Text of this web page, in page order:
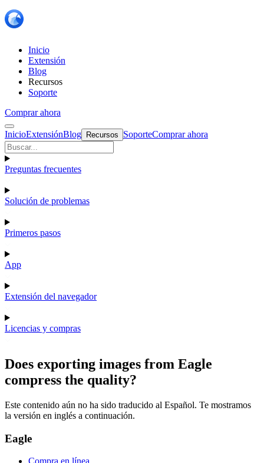
Inicio
Extensión
Blog
Recursos
Soporte
Comprar ahora
InicioExtensiónBlog Recursos SoporteComprar ahora
Preguntas frecuentes
Solución de problemas
Primeros pasos
App
Extensión del navegador
Licencias y compras
Does exporting images from Eagle
compress the quality?
Este contenido aún no ha sido traducido al Español. Te mostramos
la versión en inglés a continuación.
Eagle